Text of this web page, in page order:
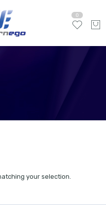
0
your selection.